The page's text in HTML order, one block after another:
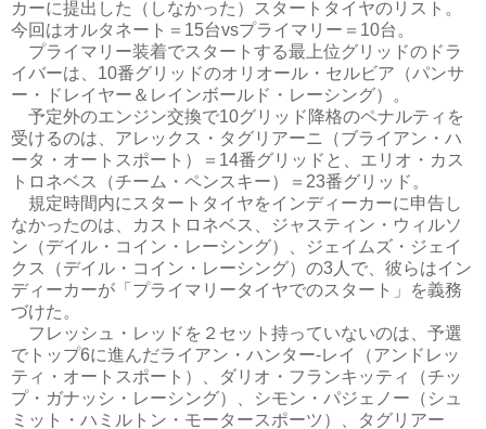
カーに提出した（しなかった）スタートタイヤのリスト。
今回はオルタネート＝15台vsプライマリー＝10台。
プライマリー装着でスタートする最上位グリッドのドラ
イバーは、10番グリッドのオリオール・セルビア（パンサ
ー・ドレイヤー＆レインボールド・レーシング）。
予定外のエンジン交換で10グリッド降格のペナルティを
受けるのは、アレックス・タグリアーニ（ブライアン・ハ
ータ・オートスポート）＝14番グリッドと、エリオ・カス
トロネベス（チーム・ペンスキー）＝23番グリッド。
規定時間内にスタートタイヤをインディーカーに申告し
なかったのは、カストロネベス、ジャスティン・ウィルソ
ン（デイル・コイン・レーシング）、ジェイムズ・ジェイ
クス（デイル・コイン・レーシング）の3人で、彼らはイン
ディーカーが「プライマリータイヤでのスタート」を義務
づけた。
フレッシュ・レッドを２セット持っていないのは、予選
でトップ6に進んだライアン・ハンター-レイ（アンドレッ
ティ・オートスポート）、ダリオ・フランキッティ（チッ
プ・ガナッシ・レーシング）、シモン・パジェノー（シュ
ミット・ハミルトン・モータースポーツ）、タグリアー